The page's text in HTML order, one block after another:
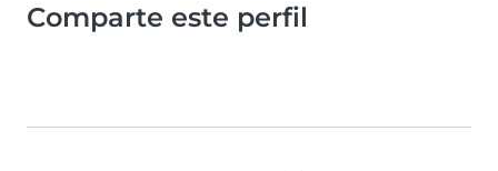
Comparte este perfil